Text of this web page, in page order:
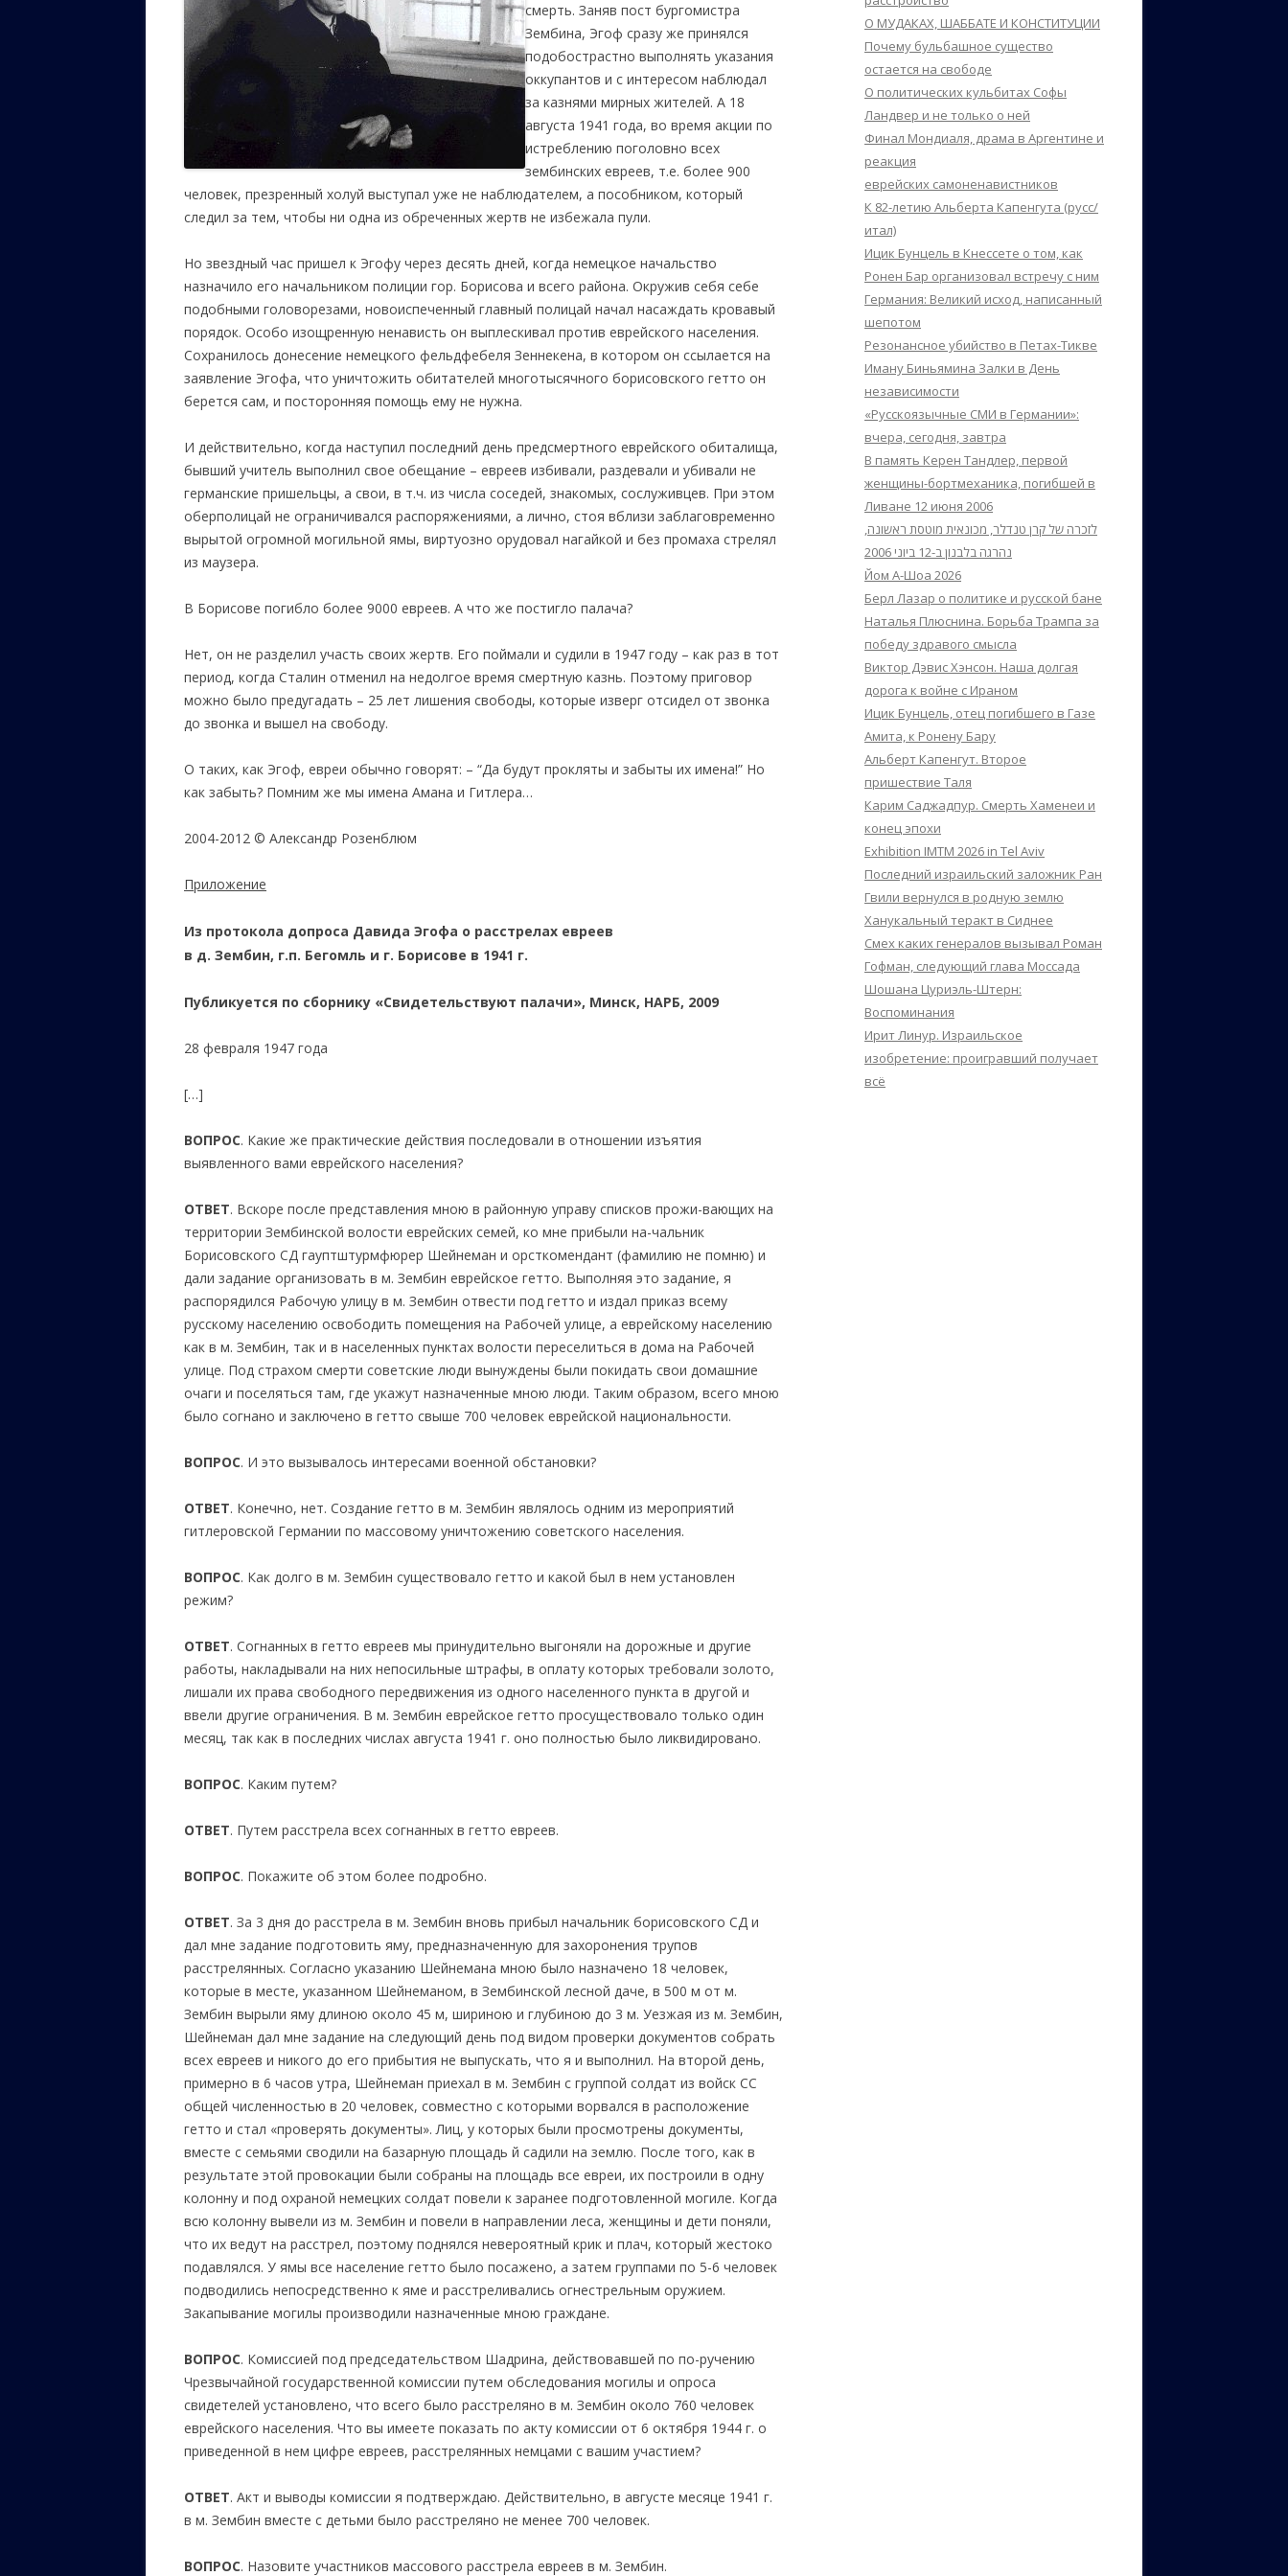
ЕВРЕЙСКАЯ ЖИЗНЬ В
КАЛИНКОВИЧАХ СЕЙЧАС
ИНФОРМАЦИЯ К СТАРОМУ
ВАШИ ПИСЬМА
ОТЗЫВЫ, ПРЕДЛОЖЕНИЯ,
УТОЧНЕНИЯ, ДОПОЛНЕНИЯ
КТО КОГО ИЩЕТ
смерть. Заняв пост бургомистра
Зембина, Эгоф сразу же принялся
подобострастно выполнять указания
оккупантов и с интересом наблюдал
за казнями мирных жителей. А 18
августа 1941 года, во время акции по
истреблению поголовно всех
зембинских евреев, т.е. более 900
человек, презренный холуй выступал уже не наблюдателем, а пособником, который
следил за тем, чтобы ни одна из обреченных жертв не избежала пули.
Но звездный час пришел к Эгофу через десять дней, когда немецкое начальство
назначило его начальником полиции гор. Борисова и всего района. Окружив себя себе
подобными головорезами, новоиспеченный главный полицай начал насаждать кровавый
порядок. Особо изощренную ненависть он выплескивал против еврейского населения.
Сохранилось донесение немецкого фельдфебеля Зеннекена, в котором он ссылается на
заявление Эгофа, что уничтожить обитателей многотысячного борисовского гетто он
берется сам, и посторонняя помощь ему не нужна.
И действительно, когда наступил последний день предсмертного еврейского обиталища,
бывший учитель выполнил свое обещание – евреев избивали, раздевали и убивали не
германские пришельцы, а свои, в т.ч. из числа соседей, знакомых, сослуживцев. При этом
оберполицай не ограничивался распоряжениями, а лично, стоя вблизи заблаговременно
вырытой огромной могильной ямы, виртуозно орудовал нагайкой и без промаха стрелял
из маузера.
В Борисове погибло более 9000 евреев. А что же постигло палача?
Нет, он не разделил участь своих жертв. Его поймали и судили в 1947 году – как раз в тот
период, когда Сталин отменил на недолгое время смертную казнь. Поэтому приговор
можно было предугадать – 25 лет лишения свободы, которые изверг отсидел от звонка
до звонка и вышел на свободу.
О таких, как Эгоф, евреи обычно говорят: – “Да будут прокляты и забыты их имена!” Но
как забыть? Помним же мы имена Амана и Гитлера…
2004-2012 © Александр Розенблюм
Приложение
Из протокола допроса Давида Эгофа о расстрелах евреев
в д. Зембин, г.п. Бегомль и г. Борисове в 1941 г.
Публикуется по сборнику «Свидетельствуют палачи», Минск, НАРБ, 2009
28 февраля 1947 года
[…]
ВОПРОС. Какие же практические действия последовали в отношении изъятия
выявленного вами еврейского населения?
ОТВЕТ. Вскоре после представления мною в районную управу списков прожи-вающих на
территории Зембинской волости еврейских семей, ко мне прибыли на-чальник
Борисовского СД гауптштурмфюрер Шейнеман и орсткомендант (фамилию не помню) и
дали задание организовать в м. Зембин еврейское гетто. Выполняя это задание, я
распорядился Рабочую улицу в м. Зембин отвести под гетто и издал приказ всему
русскому населению освободить помещения на Рабочей улице, а еврейскому населению
как в м. Зембин, так и в населенных пунктах волости переселиться в дома на Рабочей
улице. Под страхом смерти советские люди вынуждены были покидать свои домашние
очаги и поселяться там, где укажут назначенные мною люди. Таким образом, всего мною
было согнано и заключено в гетто свыше 700 человек еврейской национальности.
ВОПРОС. И это вызывалось интересами военной обстановки?
ОТВЕТ. Конечно, нет. Создание гетто в м. Зембин являлось одним из мероприятий
гитлеровской Германии по массовому уничтожению советского населения.
ВОПРОС. Как долго в м. Зембин существовало гетто и какой был в нем установлен
режим?
ОТВЕТ. Согнанных в гетто евреев мы принудительно выгоняли на дорожные и другие
работы, накладывали на них непосильные штрафы, в оплату которых требовали золото,
лишали их права свободного передвижения из одного населенного пункта в другой и
ввели другие ограничения. В м. Зембин еврейское гетто просуществовало только один
месяц, так как в последних числах августа 1941 г. оно полностью было ликвидировано.
ВОПРОС. Каким путем?
ОТВЕТ. Путем расстрела всех согнанных в гетто евреев.
ВОПРОС. Покажите об этом более подробно.
ОТВЕТ. За 3 дня до расстрела в м. Зембин вновь прибыл начальник борисовского СД и
дал мне задание подготовить яму, предназначенную для захоронения трупов
расстрелянных. Согласно указанию Шейнемана мною было назначено 18 человек,
которые в месте, указанном Шейнеманом, в Зембинской лесной даче, в 500 м от м.
Зембин вырыли яму длиною около 45 м, шириною и глубиною до 3 м. Уезжая из м. Зембин,
Шейнеман дал мне задание на следующий день под видом проверки документов собрать
всех евреев и никого до его прибытия не выпускать, что я и выполнил. На второй день,
примерно в 6 часов утра, Шейнеман приехал в м. Зембин с группой солдат из войск СС
общей численностью в 20 человек, совместно с которыми ворвался в расположение
гетто и стал «проверять документы». Лиц, у которых были просмотрены документы,
вместе с семьями сводили на базарную площадь й садили на землю. После того, как в
результате этой провокации были собраны на площадь все евреи, их построили в одну
колонну и под охраной немецких солдат повели к заранее подготовленной могиле. Когда
всю колонну вывели из м. Зембин и повели в направлении леса, женщины и дети поняли,
что их ведут на расстрел, поэтому поднялся невероятный крик и плач, который жестоко
подавлялся. У ямы все население гетто было посажено, а затем группами по 5-6 человек
подводились непосредственно к яме и расстреливались огнестрельным оружием.
Закапывание могилы производили назначенные мною граждане.
ВОПРОС. Комиссией под председательством Шадрина, действовавшей по по-ручению
Чрезвычайной государственной комиссии путем обследования могилы и опроса
свидетелей установлено, что всего было расстреляно в м. Зембин около 760 человек
еврейского населения. Что вы имеете показать по акту комиссии от 6 октября 1944 г. о
приведенной в нем цифре евреев, расстрелянных немцами с вашим участием?
ОТВЕТ. Акт и выводы комиссии я подтверждаю. Действительно, в августе месяце 1941 г.
в м. Зембин вместе с детьми было расстреляно не менее 700 человек.
ВОПРОС. Назовите участников массового расстрела евреев в м. Зембин.
О МУДАКАХ, ШАББАТЕ И КОНСТИТУЦИИ
Почему бульбашное существо
остается на свободе
О политических кульбитах Софы
Ландвер и не только о ней
Финал Мондиаля, драма в Аргентине и
реакция
еврейских самоненавистников
К 82-летию Альберта Капенгута (русс/
итал)
Ицик Бунцель в Кнессете о том, как
Ронен Бар организовал встречу с ним
Германия: Великий исход, написанный
шепотом
Резонансное убийство в Петах-Тикве
Иману Биньямина Залки в День
независимости
«Русскоязычные СМИ в Германии»:
вчера, сегодня, завтра
В память Керен Тандлер, первой
женщины-бортмеханика, погибшей в
Ливане 12 июня 2006
לזכרה של קרן טנדלר, מכונאית מוטסת ראשונה,
נהרגה בלבנון ב-12 ביוני 2006
Йом А-Шоа 2026
Берл Лазар о политике и русской бане
Наталья Плюснина. Борьба Трампа за
победу здравого смысла
Виктор Дэвис Хэнсон. Наша долгая
дорога к войне с Ираном
Ицик Бунцель, отец погибшего в Газе
Амита, к Ронену Бару
Альберт Капенгут. Второе
пришествие Таля
Карим Саджадпур. Смерть Хаменеи и
конец эпохи
Exhibition IMTM 2026 in Tel Aviv
Последний израильский заложник Ран
Гвили вернулся в родную землю
Ханукальный теракт в Сиднее
Смех каких генералов вызывал Роман
Гофман, следующий глава Моссада
Шошана Цуриэль-Штерн:
Воспоминания
Ирит Линур. Израильское
изобретение: проигравший получает
всё